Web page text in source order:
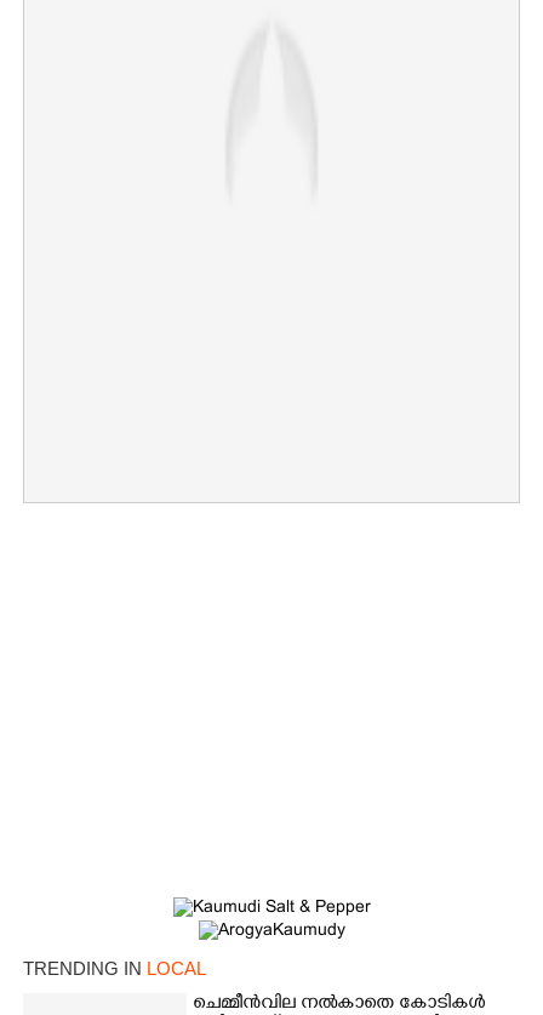
TRENDING IN LOCAL
ചെമ്മീൻവില നൽകാതെ കോടികൾ